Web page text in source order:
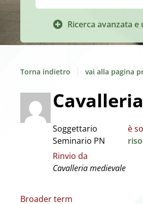
Ricerca avanzata
Torna indietro vai alla pagina
Cavalleria
Soggettario
Seminario PN
Rinvio da
Cavalleria medievale
è
Broader term